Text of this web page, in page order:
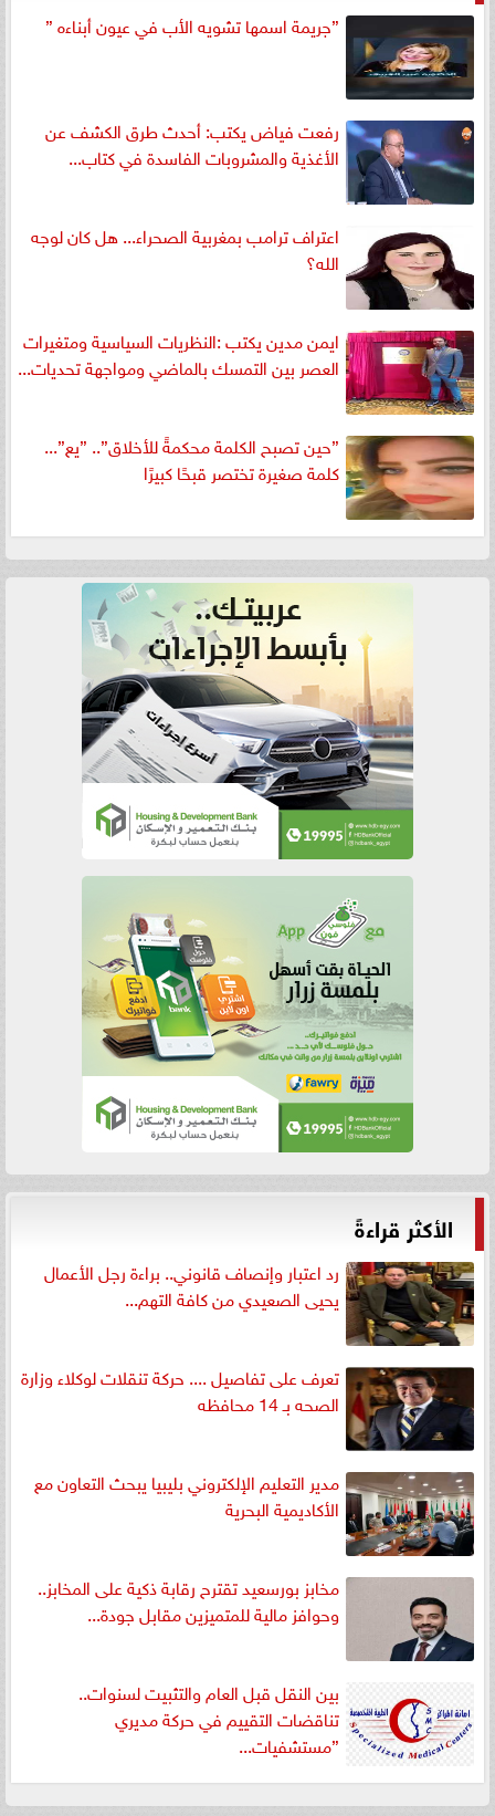
”جريمة اسمها تشويه الأب في عيون أبناءه ”
رفعت فياض يكتب: أحدث طرق الكشف عن
الأغذية والمشروبات الفاسدة في كتاب...
اعتراف ترامب بمغربية الصحراء... هل كان لوجه
الله؟
ايمن مدين يكتب :النظريات السياسية ومتغيرات
العصر بين التمسك بالماضي ومواجهة تحديات...
”حين تصبح الكلمة محكمةً للأخلاق”.. ”يع”...
كلمة صغيرة تختصر قبحًا كبيرًا
الأكثر قراءةً
رد اعتبار وإنصاف قانوني.. براءة رجل الأعمال
يحيى الصعيدي من كافة التهم...
تعرف على تفاصيل .... حركة تنقلات لوكلاء وزارة
الصحه بـ 14 محافظه
مدير التعليم الإلكتروني بليبيا يبحث التعاون مع
الأكاديمية البحرية
مخابز بورسعيد تقترح رقابة ذكية على المخابز..
وحوافز مالية للمتميزين مقابل جودة...
بين النقل قبل العام والتثبيت لسنوات..
تناقضات التقييم في حركة مديري
”مستشفيات...